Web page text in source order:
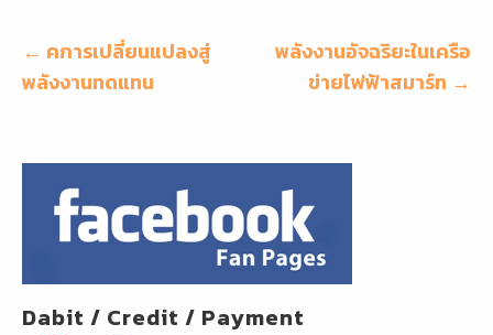
o
o
แนะแนว
เรื่อง
← คการเปลี่ยนแปลงสู่
พลังงานทดแทน
พลังงานอัจฉริยะในเครือ
ข่ายไฟฟ้าสมาร์ท →
Dabit / Credit / Payment